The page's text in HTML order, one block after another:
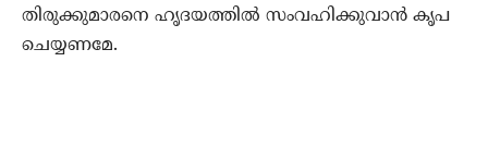
തിരുക്കുമാരനെ ഹൃദയത്തില്‍ സംവഹിക്കുവാന്‍ കൃപ
ചെയ്യണമേ.